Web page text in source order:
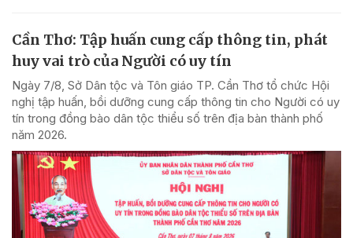
Cần Thơ: Tập huấn cung cấp thông tin, phát
huy vai trò của Người có uy tín
Ngày 7/8, Sở Dân tộc và Tôn giáo TP. Cần Thơ tổ chức Hội
nghị tập huấn, bồi dưỡng cung cấp thông tin cho Người có uy
tín trong đồng bào dân tộc thiểu số trên địa bàn thành phố
năm 2026.